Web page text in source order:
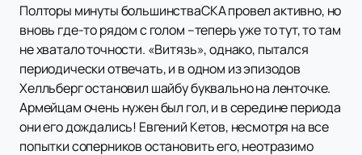
Полторы минуты большинстваСКА провел активно, но
вновь где-то рядом с голом –теперь уже то тут, то там
не хватало точности. «Витязь», однако, пытался
периодически отвечать, и в одном из эпизодов
Хелльберг остановил шайбу буквально на ленточке.
Армейцам очень нужен был гол, и в середине периода
они его дождались! Евгений Кетов, несмотря на все
попытки соперников остановить его, неотразимо